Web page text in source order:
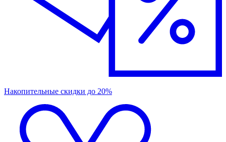
Накопительные скидки до 20%